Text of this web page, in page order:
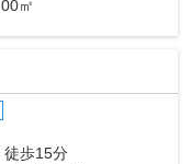
㎡
徒歩15分